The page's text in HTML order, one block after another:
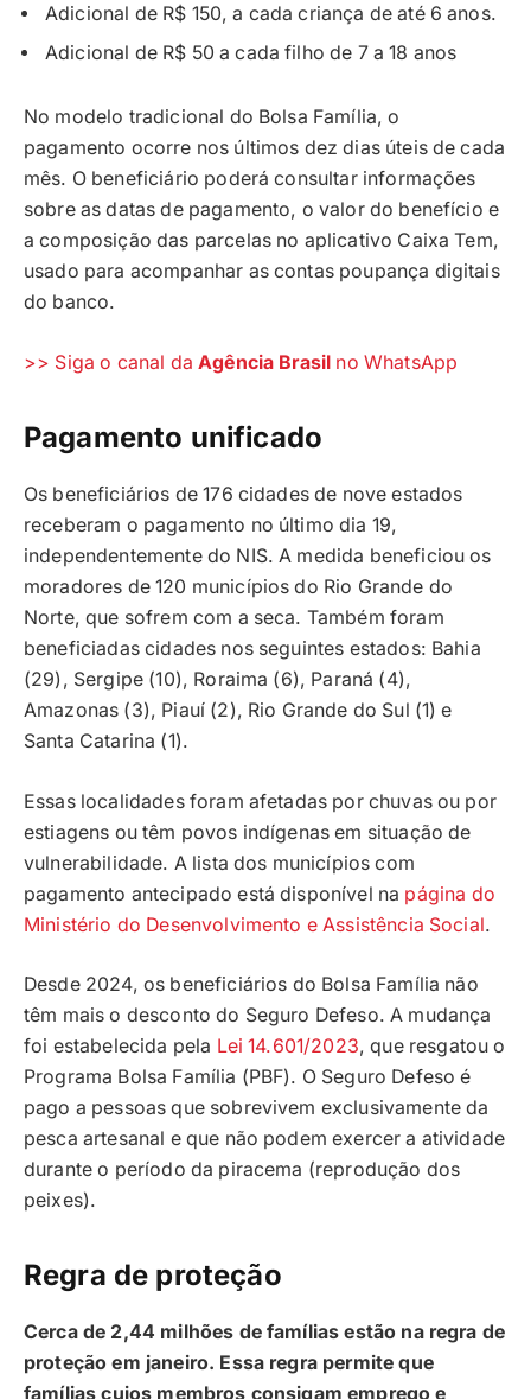
Adicional de R$ 150, a cada criança de até 6 anos.
Adicional de R$ 50 a cada filho de 7 a 18 anos
No modelo tradicional do Bolsa Família, o
pagamento ocorre nos últimos dez dias úteis de cada
mês. O beneficiário poderá consultar informações
sobre as datas de pagamento, o valor do benefício e
a composição das parcelas no aplicativo Caixa Tem,
usado para acompanhar as contas poupança digitais
do banco.
>> Siga o canal daAgência Brasil no WhatsApp
Pagamento unificado
Os beneficiários de 176 cidades de nove estados
receberam o pagamento no último dia 19,
independentemente do NIS. A medida beneficiou os
moradores de 120 municípios do Rio Grande do
Norte, que sofrem com a seca. Também foram
beneficiadas cidades nos seguintes estados: Bahia
(29), Sergipe (10), Roraima (6), Paraná (4),
Amazonas (3), Piauí (2), Rio Grande do Sul (1) e
Santa Catarina (1).
Essas localidades foram afetadas por chuvas ou por
estiagens ou têm povos indígenas em situação de
vulnerabilidade. A lista dos municípios com
pagamento antecipado está disponível na página do
Ministério do Desenvolvimento e Assistência Social.
Desde 2024, os beneficiários do Bolsa Família não
têm mais o desconto do Seguro Defeso. A mudança
foi estabelecida pela Lei 14.601/2023, que resgatou o
Programa Bolsa Família (PBF). O Seguro Defeso é
pago a pessoas que sobrevivem exclusivamente da
pesca artesanal e que não podem exercer a atividade
durante o período da piracema (reprodução dos
peixes).
Regra de proteção
Cerca de 2,44 milhões de famílias estão na regra de
proteção em janeiro. Essa regra permite que
famílias cujos membros consigam emprego e